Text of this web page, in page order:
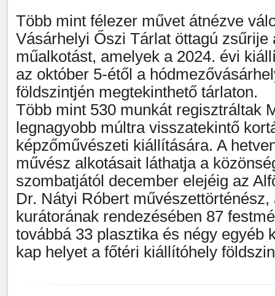
Több mint félezer művet átnézve
Vásárhelyi Őszi Tárlat öttagú zsűrije
műalkotást, amelyek a 2024. évi
az október 5-étől a
földszintjén megtekinthető tárlaton.
Több mint 530 munkát regisztráltak
legnagyobb múltra visszatekintő
képzőművészeti kiállítására. A
művész alkotásait láthatja a
szombatjától december elejéig az
Dr. Nátyi Róbert művészettörténész,
kurátorának rendezésében 87
továbbá 33 plasztika és négy egyéb
kap helyet a főtéri kiállítóhely